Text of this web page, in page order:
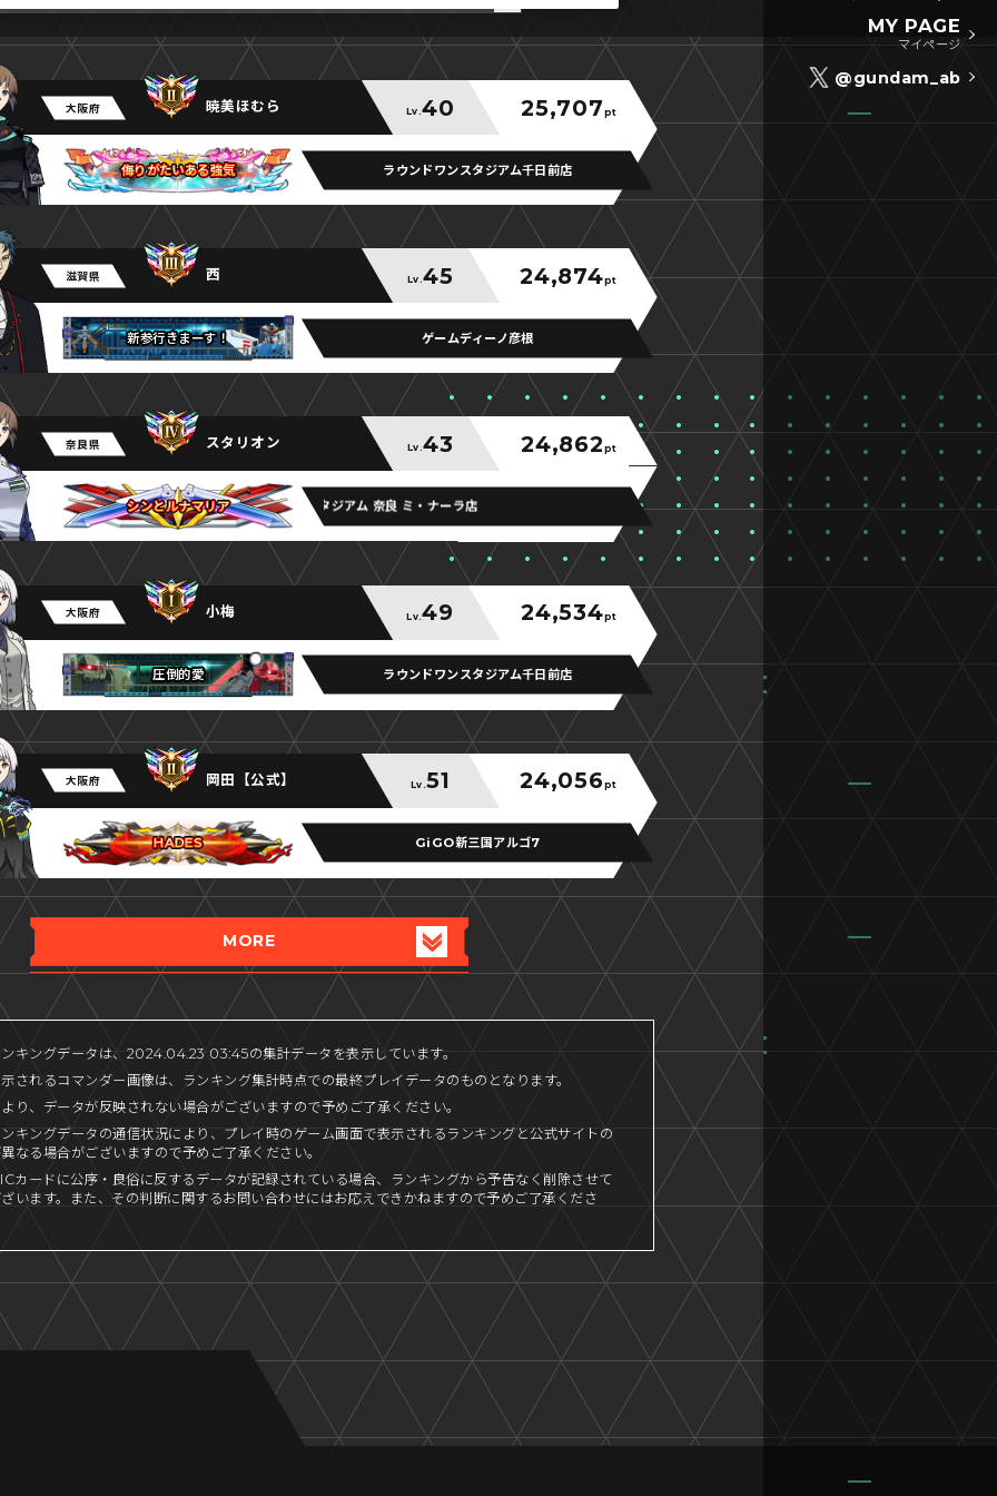
MY PAGE
マイページ
@gundam_ab
大阪府 暁美ほむら Lv.40 25,707 pt
侮りがたいある強気
侮りがたいある強気
侮りがたいある強気 ラウンドワンスタジアム千日前店
滋賀県 西 Lv.45 24,874pt
新参行きまーす！
新参行きまーす！
新参行きまーす！ ゲームディーノ彦根
奈良県 スタリオン Lv.43 24,862 pt
シンとルナマリア
シンとルナマリア
シンとルナマリアラウンドワンスタジアム 奈良 ミ・ナーラ店
大阪府 小梅 Lv.49 24,534pt
圧倒的愛
圧倒的愛
圧倒的愛 ラウンドワンスタジアム千日前店
大阪府 岡田【公式】 Lv. 51 24,056 pt
HADES
HADES
HADES GiGO新三国アルゴ7
MORE
キングデータは、2024.04.23 03:45の集計データを表示しています。
されるコマンダー画像は、ランキング集計時点での最終プレイデータのものとなります。
り、データが反映されない場合がございますので予めご了承ください。
キングデータの通信状況により、プレイ時のゲーム画面で表示されるランキングと公式サイトの
なる場合がございますので予めご了承ください。
カードに公序・良俗に反するデータが記録されている場合、ランキングから予告なく削除させて
います。また、その判断に関するお問い合わせにはお応えできかねますので予めご了承くださ